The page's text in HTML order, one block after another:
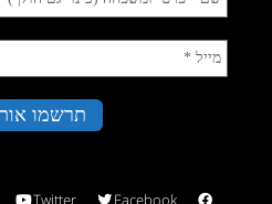
Facebook
Twitter